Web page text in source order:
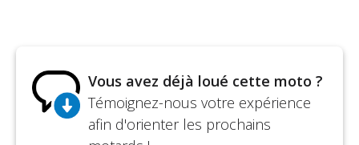
simple piston
Suspension, avant - Fourche télescopique
hydraulique, réglable en précharge
Vous avez déjà loué cette moto ?
Témoignez-nous votre expérience
afin d'orienter les prochains